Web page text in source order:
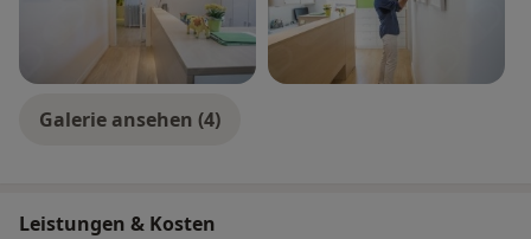
Galerie ansehen (4)
Leistungen & Kosten